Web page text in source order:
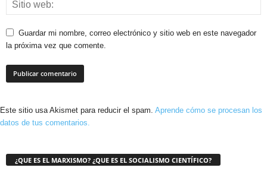
Guardar mi nombre, correo electrónico y sitio web en este navegador
la próxima vez que comente.
Este sitio usa Akismet para reducir el spam. Aprende cómo se procesan los
datos de tus comentarios.
¿QUE ES EL MARXISMO? ¿QUE ES EL SOCIALISMO CIENTÍFICO?